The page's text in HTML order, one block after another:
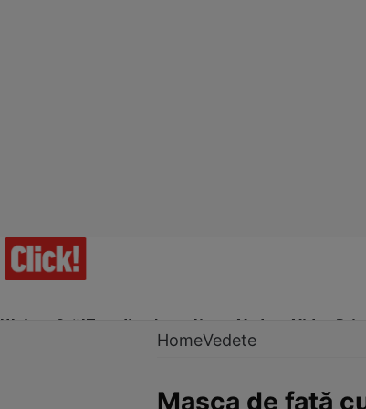
Ultima Oră!Trending Actualitate Vedete Video
HomeVedete
Masca de faţă